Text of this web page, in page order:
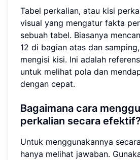
Tabel perkalian, atau kisi
visual yang mengatur fakta
sebuah tabel. Biasanya
12 di bagian atas dan
mengisi kisi. Ini adalah
untuk melihat pola dan
dengan cepat.
Bagaimana cara
perkalian secara efektif?
Untuk menggunakannya
hanya melihat jawaban.